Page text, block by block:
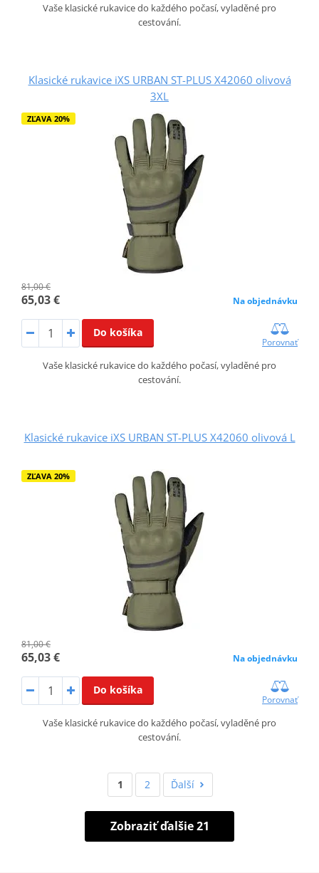
Vaše klasické rukavice do každého počasí, vyladěné pro
cestování.
Klasické rukavice iXS URBAN ST-PLUS X42060 olivová
3XL
ZĽAVA 20%
81,00 €
65,03 € Na objednávku
Do košíka
Porovnať
Vaše klasické rukavice do každého počasí, vyladěné pro
cestování.
Klasické rukavice iXS URBAN ST-PLUS X42060 olivová L
ZĽAVA 20%
81,00 €
65,03 € Na objednávku
Do košíka
Porovnať
Vaše klasické rukavice do každého počasí, vyladěné pro
cestování.
1 2 Ďalší
Zobraziť ďalšie 21